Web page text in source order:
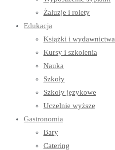
Żaluzje i rolety
Edukacja
Książki i wydawnictwa
Kursy i szkolenia
Nauka
Szkoły
Szkoły językowe
Uczelnie wyższe
Gastronomia
Bary
Catering